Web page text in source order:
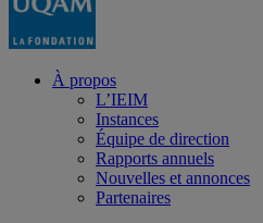
À propos
L’IEIM
Instances
Équipe de direction
Rapports annuels
Nouvelles et annonces
Partenaires